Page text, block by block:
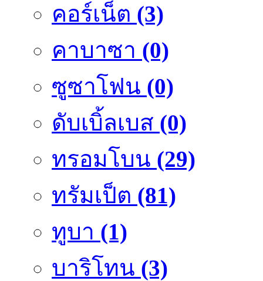
คอร์เน็ต (3)
คาบาซา (0)
ซูซาโฟน (0)
ดับเบิ้ลเบส (0)
ทรอมโบน (29)
ทรัมเป็ต (81)
ทูบา (1)
บาริโทน (3)